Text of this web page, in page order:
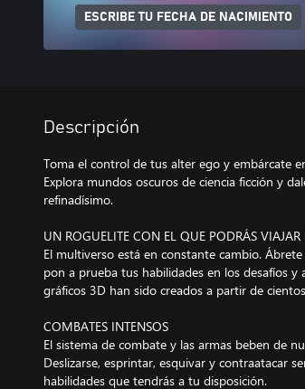
ESCRIBE TU FECHA DE NACIMIENTO
Descripción
Toma el control de tus alter ego y embárcate
Explora mundos oscuros de ciencia ficción y
refinadísimo.
UN ROGUELITE CON EL QUE PODRÁS
El multiverso está en constante cambio.
pon a prueba tus habilidades en los desafíos y
gráficos 3D han sido creados a partir de
COMBATES INTENSOS
El sistema de combate y las armas beben de
Deslizarse, esprintar, esquivar y contraatacar
habilidades que tendrás a tu disposición.